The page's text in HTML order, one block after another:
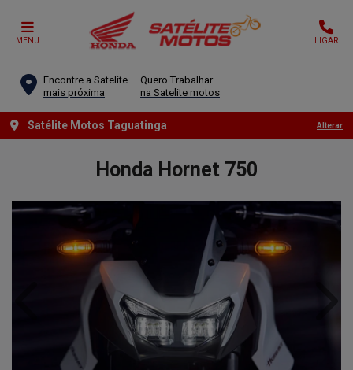
MENU LIGAR
Encontre a Satelite
mais próxima
Quero Trabalhar
na Satelite motos
Satélite Motos Taguatinga Alterar
Honda Hornet 750